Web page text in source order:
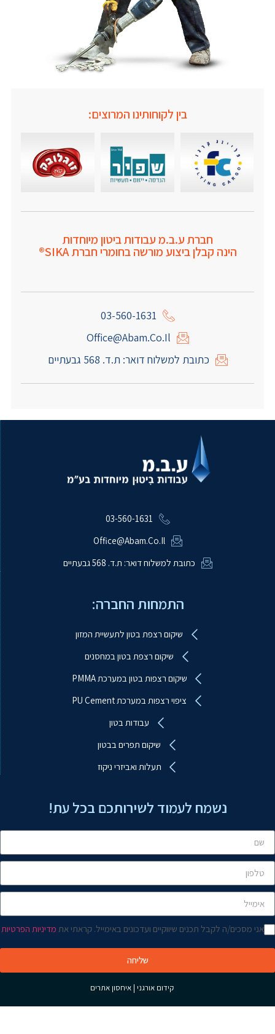
בין לקוחותינו המרוצים:
חברת ע.ב.מ עבודות ביטון מיוחדות
הינה קבלן ביצוע מורשה בחומרי חברת SIKA®
03-560-1631
Office@abam.co.il
כתובת למשלוח דואר: ת.ד. 568 גבעתיים
03-560-1631
Office@abam.co.il
כתובת למשלוח דואר: ת.ד. 568 גבעתיים
התמחות החברה:
שיקום רצפת בטון לתעשיית המזון
שיקום רצפת בטון במחסנים
שיקום רצפות בטון במערכת PMMA
ציפוי רצפות במערכת PU Cement
עבודות בטון
שיקום תפרים בבטון
תעלות ואביזרי ניקוז
נשמח לעמוד לשירותכם בכל עת!
אני מסכים/ה לקבל תכנים שיווקיים ועדכונים באימייל. קראתי אתמדיניות הפרטיות
שליחה
קידום אורגני| איחסון אתרים